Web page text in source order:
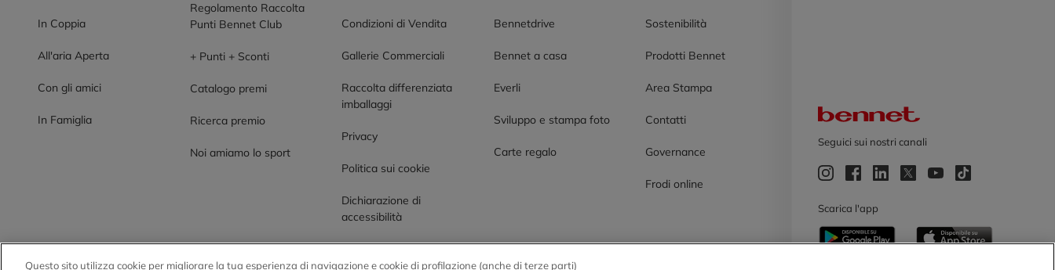
In Coppia
All'aria Aperta
Con gli amici
In Famiglia
Regolamento Raccolta
Punti Bennet Club
+ Punti + Sconti
Catalogo premi
Ricerca premio
Noi amiamo lo sport
Condizioni di Vendita
Gallerie Commerciali
Raccolta differenziata
imballaggi
Privacy
Politica sui cookie
Dichiarazione di
accessibilità
Bennetdrive
Bennet a casa
Everli
Sviluppo e stampa foto
Carte regalo
Sostenibilità
Prodotti Bennet
Area Stampa
Contatti
Governance
Frodi online
Seguici sui nostri canali
Scarica l'app
Questo sito utilizza cookie per migliorare la tua esperienza di navigazione e cookie di profilazione (anche di terze parti)